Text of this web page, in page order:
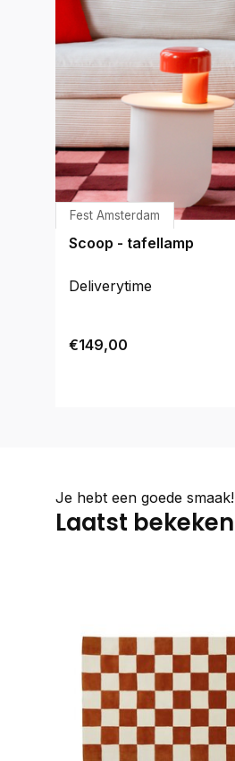
Fest Amsterdam
Scoop - tafellamp
Deliverytime
€149,00
Je hebt een goede smaak!
Laatst bekeken